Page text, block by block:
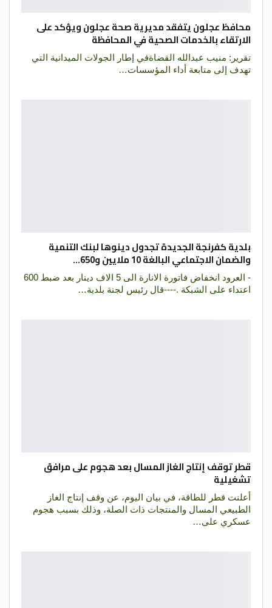
محافظ عجلون يتفقد مديرية صحة عجلون ويؤكد على
الارتقاء بالخدمات الصحية في المحافظة
تقرير: منيب عبدالله القضاةفي إطار الجولات الميدانية التي
تهدف إلى متابعة أداء المؤسسات…
بلدية كفرنجة الجديدة تجدول دينوها لبنك التنمية
والضمان الاجتماعي البالغة 10 ملايين و650…
- العرود انخفاض فاتورة الانارة الى 5 الاف دينار بعد ضبط 600
اعتداء على الشبكة .----قال رئيس لجنة بلدية…
قطر توقف إنتاج الغاز المسال بعد هجوم على مرافق
تشغيلية
أعلنت قطر للطاقة، في بيان اليوم، عن وقف إنتاج الغاز
الطبيعي المسال والمنتجات ذات الصلة، وذلك بسبب هجوم
عسكري على…